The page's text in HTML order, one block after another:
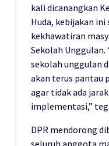
kali dicanangkan
Huda, kebijakan
kekhawatiran
Sekolah Unggulan.
sekolah unggulan
akan terus pantau
agar tidak ada
implementasi,”
DPR mendorong
seluruh anggota